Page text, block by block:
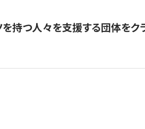
持つ人々を支援する団体をク